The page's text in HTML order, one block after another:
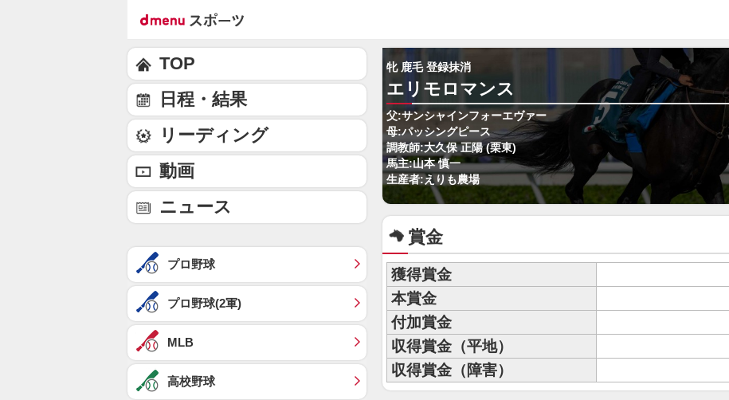
牝 鹿毛 登録抹消
エリモロマンス
父:サンシャインフォーエヴァー
母:パッシングピース
調教師:大久保 正陽 (栗東)
馬主:山本 慎一
生産者:えりも農場
賞金
獲得賞金
本賞金
付加賞金
収得賞金（平地）
収得賞金（障害）
TOP
日程・結果
リーディング
動画
ニュース
プロ野球
プロ野球(2軍)
MLB
高校野球